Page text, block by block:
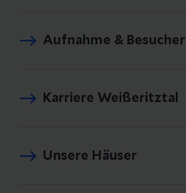
Aufnahme & Besucher
Karriere Weißeritztal
Unsere Häuser